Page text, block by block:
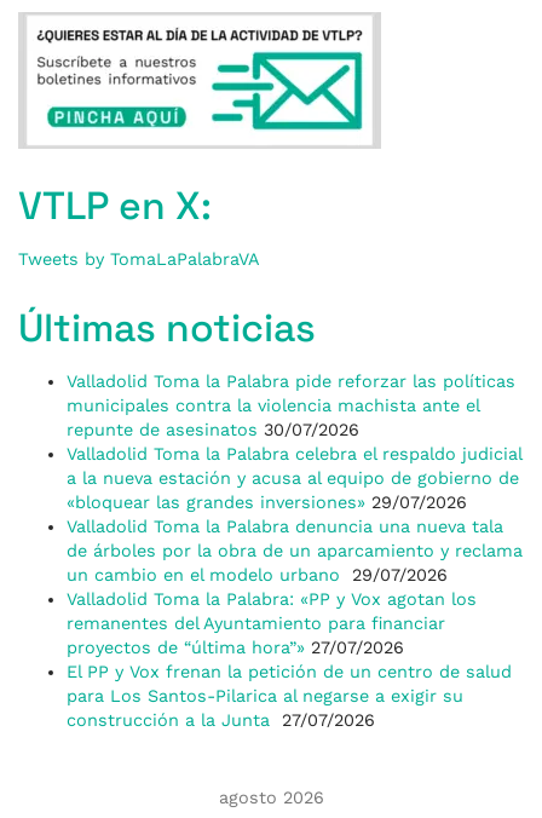
VTLP en X:
Tweets by TomaLaPalabraVA
Últimas noticias
Valladolid Toma la Palabra pide reforzar las políticas
municipales contra la violencia machista ante el
repunte de asesinatos 30/07/2026
Valladolid Toma la Palabra celebra el respaldo judicial
a la nueva estación y acusa al equipo de gobierno de
«bloquear las grandes inversiones» 29/07/2026
Valladolid Toma la Palabra denuncia una nueva tala
de árboles por la obra de un aparcamiento y reclama
un cambio en el modelo urbano
29/07/2026
Valladolid Toma la Palabra: «PP y Vox agotan los
remanentes del Ayuntamiento para financiar
proyectos de “última hora”» 27/07/2026
El PP y Vox frenan la petición de un centro de salud
para Los Santos-Pilarica al negarse a exigir su
construcción a la Junta
27/07/2026
agosto 2026